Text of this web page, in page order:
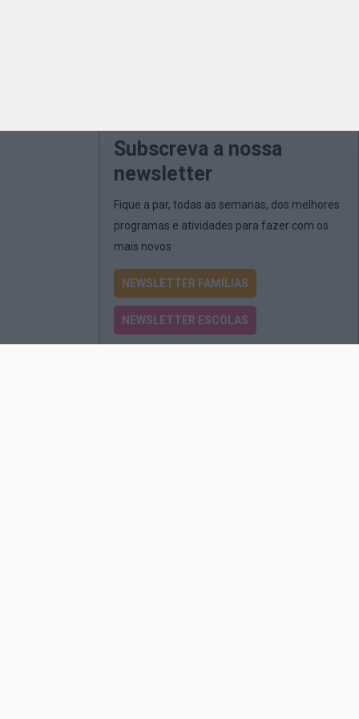
Subscreva a nossa
newsletter
Fique a par, todas as semanas, dos melhores
programas e atividades para fazer com os
mais novos
NEWSLETTER FAMÍLIAS
NEWSLETTER ESCOLAS